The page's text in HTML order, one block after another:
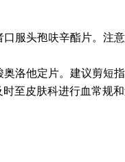
服头孢呋辛酯片。注
洛他定片。建议剪短
至皮肤科进行血常规